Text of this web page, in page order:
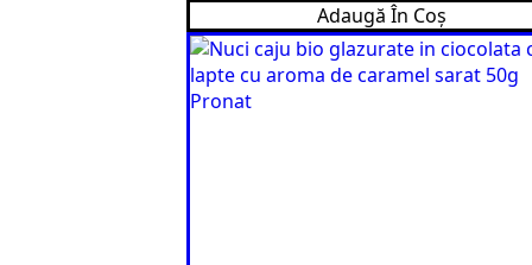
Adaugă În Coș